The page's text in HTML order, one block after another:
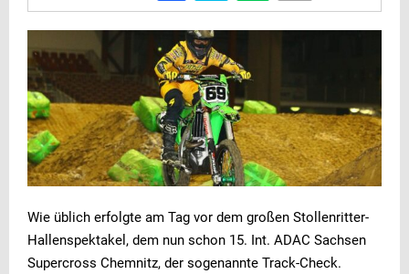
Wie üblich erfolgte am Tag vor dem großen Stollenritter-
Hallenspektakel, dem nun schon 15. Int. ADAC Sachsen
Supercross Chemnitz, der sogenannte Track-Check.